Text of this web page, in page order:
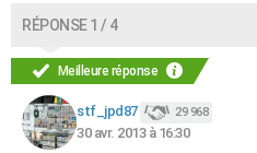
AVIS DE DÉCÈS
FORUM
Bricolage
Lifestyle
Culture
Sport
Auto
Television
Voyage
Cinema
RÉPONSE 1 / 4
Meilleure réponse
stf_jpd87 29 968
30 avr. 2013 à 16:30